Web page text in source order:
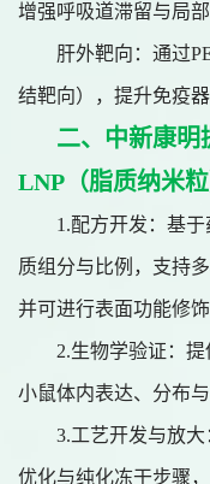
增强呼吸道滞留与局部
肝外靶向：通过
结靶向），提升免疫器
二、 中新康明
LNP（脂质纳米粒
1.配方开发：基
质组分与比例，支持
并可进行表面功能修
2.生物学验证：
小鼠体内表达、分布
3.工艺开发与放
优化与纯化冻干步骤